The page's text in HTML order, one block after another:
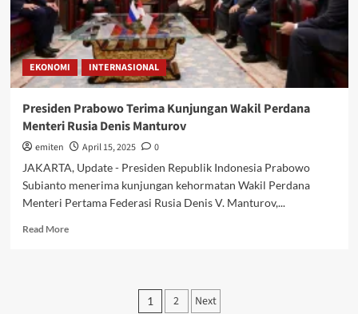
Terjaga
EKONOMI INTERNASIONAL
Presiden Prabowo Terima Kunjungan Wakil Perdana
Menteri Rusia Denis Manturov
emiten April 15, 2025
0
JAKARTA, Update - Presiden Republik Indonesia Prabowo
Subianto menerima kunjungan kehormatan Wakil Perdana
Menteri Pertama Federasi Rusia Denis V. Manturov,...
Read MoreRead
Posts
1 2 Next